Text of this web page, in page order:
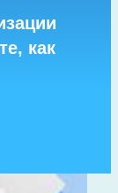
как